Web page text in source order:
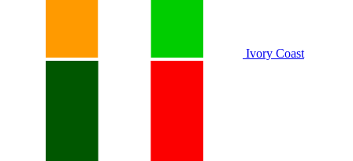
Ivory Coast